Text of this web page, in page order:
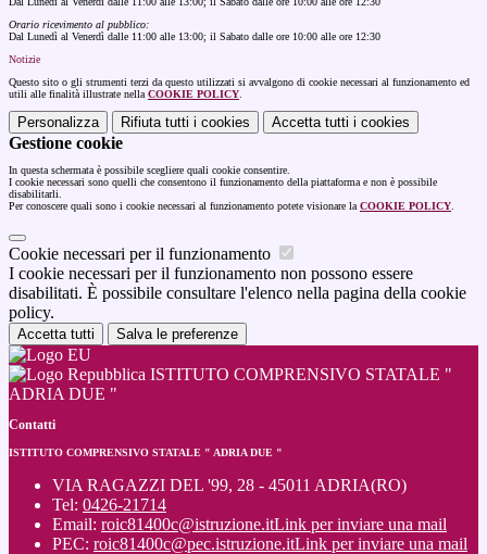
Orario ricevimento al pubblico:
Dal Lunedì al Venerdì dalle 11:00 alle 13:00; il Sabato dalle ore 10:00 alle ore 12:30
Notizie
Questo sito o gli strumenti terzi da questo utilizzati si avvalgono di cookie necessari al funzionamento ed
utili alle finalità illustrate nella COOKIE POLICY
Personalizza Rifiuta tutti i cookies Accetta tutti i cookies
Gestione cookie
In questa schermata è possibile scegliere quali cookie consentire.
I cookie necessari sono quelli che consentono il funzionamento della piattaforma e non è possibile
disabilitarli.
Per conoscere quali sono i cookie necessari al funzionamento potete visionare la COOKIE POLICY
Cookie necessari per il funzionamento
I cookie necessari per il funzionamento non possono essere
disabilitati. È possibile consultare l'elenco nella pagina della cookie
policy.
Accetta tutti Salva le preferenze
ISTITUTO COMPRENSIVO STATALE "
ADRIA DUE "
Contatti
ISTITUTO COMPRENSIVO STATALE " ADRIA DUE "
VIA RAGAZZI DEL '99, 28 - 45011 ADRIA(RO)
Tel: 0426-21714
Email: roic81400c@istruzione.itLink per inviare una mail
PEC: roic81400c@pec.istruzione.itLink per inviare una mail